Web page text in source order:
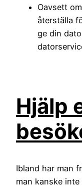
Oavsett
återställa
ge din
Hjälp
Ibland har man
man kanske